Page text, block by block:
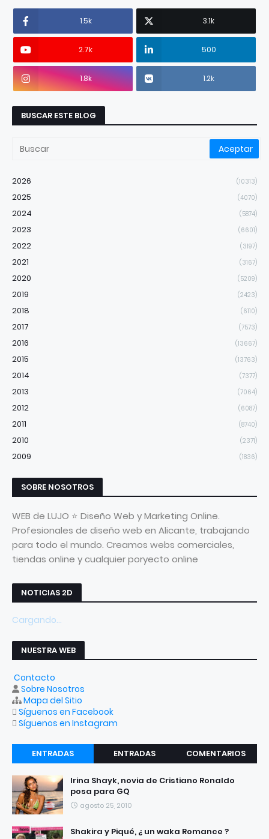
1.5k 3.1k
2.7k 500
1.8k 1.2k
BUSCAR ESTE BLOG
2026 (10313)
2025 (4070)
2024 (5874)
2023 (6601)
2022 (3197)
2021 (3167)
2020 (5209)
2019 (2423)
2018 (6110)
2017 (7573)
2016 (13667)
2015 (13763)
2014 (7377)
2013 (7064)
2012 (6087)
2011 (8740)
2010 (2371)
2009 (1836)
SOBRE NOSOTROS
WEB de LUJO ⭐ Diseño Web y Marketing Online.
Profesionales de diseño web en Alicante, trabajando
para todo el mundo. Creamos webs comerciales,
tiendas online y cualquier poryecto online
NOTICIAS 2D
Cargando...
NUESTRA WEB
Contacto
Sobre Nosotros
Mapa del Sitio
Síguenos en Facebook
Síguenos en Instagram
ENTRADAS
RECIENTES
ENTRADAS
COMENTARIOS
Irina Shayk, novia de Cristiano Ronaldo
posa para GQ
agosto 25, 2010
Shakira y Piqué, ¿ un waka Romance ?